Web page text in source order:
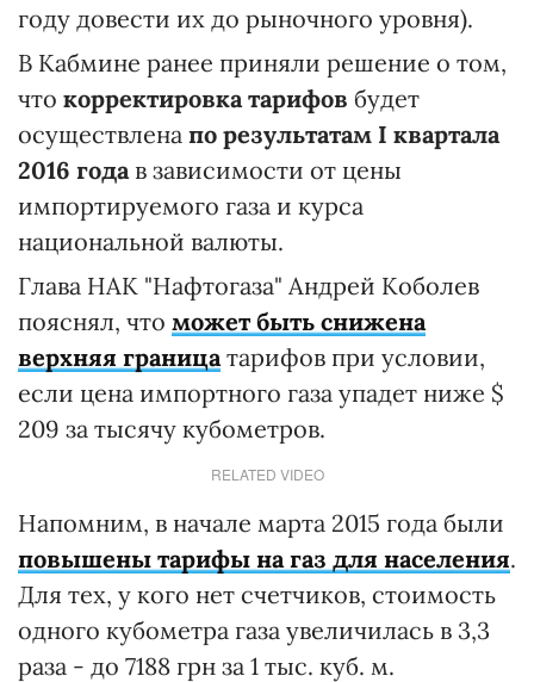
году довести их до рыночного уровня).
В Кабмине ранее приняли решение о том,
что корректировка тарифов будет
осуществлена по результатам I квартала
2016 годав зависимости от цены
импортируемого газа и курса
национальной валюты.
Глава НАК "Нафтогаза" Андрей Коболев
пояснял, что может быть снижена
верхняя границатарифов при условии,
если цена импортного газа упадет ниже $
209 за тысячу кубометров.
RELATED VIDEO
Напомним, в начале марта 2015 года были
повышены тарифы на газ для населения.
Для тех, у кого нет счетчиков, стоимость
одного кубометра газа увеличилась в 3,3
раза - до 7188 грн за 1 тыс. куб. м.